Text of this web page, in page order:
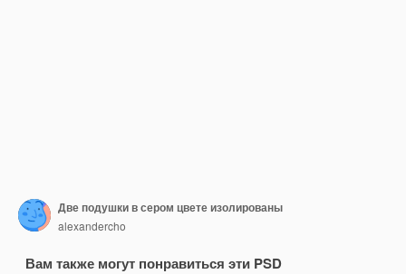
Две подушки в сером цвете изолированы
alexandercho
Вам также могут понравиться эти PSD